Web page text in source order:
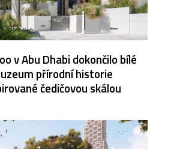
v Abu Dhabi dokončilo bílé
přírodní historie
čedičovou skálou